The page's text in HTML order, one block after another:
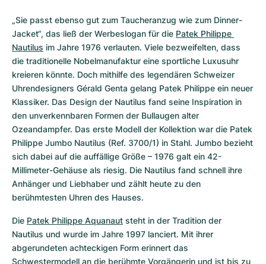
„Sie passt ebenso gut zum Taucheranzug wie zum Dinner-
Jacket“, das ließ der Werbeslogan für die Patek Philippe
Nautilus im Jahre 1976 verlauten. Viele bezweifelten, dass
die traditionelle Nobelmanufaktur eine sportliche Luxusuhr
kreieren könnte. Doch mithilfe des legendären Schweizer
Uhrendesigners Gérald Genta gelang Patek Philippe ein neuer
Klassiker. Das Design der Nautilus fand seine Inspiration in
den unverkennbaren Formen der Bull­augen alter
Ozeandampfer. Das erste Modell der Kollektion war die Patek
Philippe Jumbo Nautilus (Ref. 3700/1) in Stahl. Jumbo bezieht
sich dabei auf die auffällige Größe – 1976 galt ein 42-
Millimeter-Gehäuse als riesig. Die Nautilus fand schnell ihre
Anhänger und Liebhaber und zählt heute zu den
berühmtesten Uhren des Hauses.
Die Patek Philippe Aquanaut steht in der Tradition der
Nautilus und wurde im Jahre 1997 lanciert. Mit ihrer
abgerundeten achteckigen Form erinnert das
Schwestermodell an die berühmte Vorgängerin und ist bis zu